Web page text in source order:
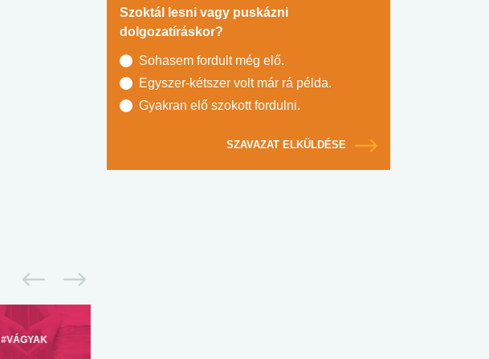
#VÁGYAK
Szoktál lesni vagy puskázni
dolgozatíráskor?
Sohasem fordult még elő.
Egyszer-kétszer volt már rá példa.
Gyakran elő szokott fordulni.
SZAVAZAT ELKÜLDÉSE